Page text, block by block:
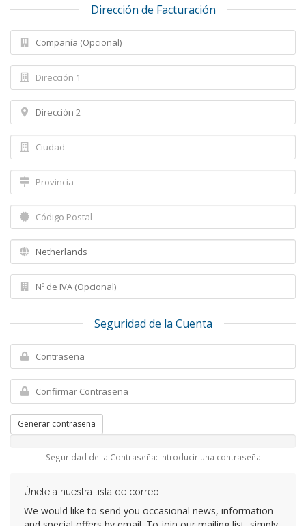
Dirección de Facturación
Seguridad de la Cuenta
Generar contraseña
Seguridad de la Contraseña: Introducir una contraseña
Únete a nuestra lista de correo
We would like to send you occasional news, information